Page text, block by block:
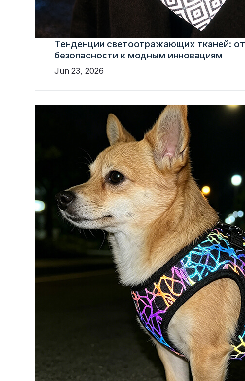
Тенденции светоотражающих тканей: от
безопасности к модным инновациям
Jun 23, 2026